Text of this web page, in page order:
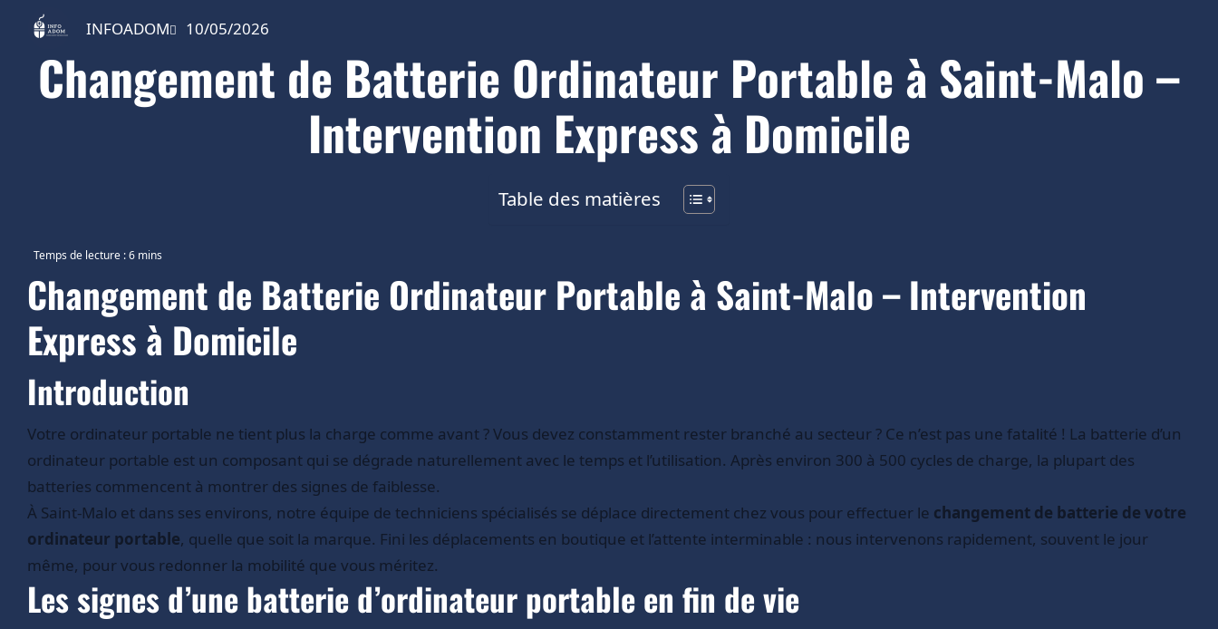
INFOADOM 10/05/2026
Changement de Batterie Ordinateur Portable à Saint-Malo –
Intervention Express à Domicile
Table des matières
Changement de Batterie Ordinateur Portable à Saint-Malo – Intervention
Express à Domicile
Introduction
Votre ordinateur portable ne tient plus la charge comme avant ? Vous devez constamment rester branché au secteur ? Ce n’est pas une fatalité ! La batterie d’un
ordinateur portable est un composant qui se dégrade naturellement avec le temps et l’utilisation. Après environ 300 à 500 cycles de charge, la plupart des
batteries commencent à montrer des signes de faiblesse.
À Saint-Malo et dans ses environs, notre équipe de techniciens spécialisés se déplace directement chez vous pour effectuer le changement de batterie de votre
ordinateur portable, quelle que soit la marque. Fini les déplacements en boutique et l’attente interminable : nous intervenons rapidement, souvent le jour
même, pour vous redonner la mobilité que vous méritez.
Les signes d’une batterie d’ordinateur portable en fin de vie